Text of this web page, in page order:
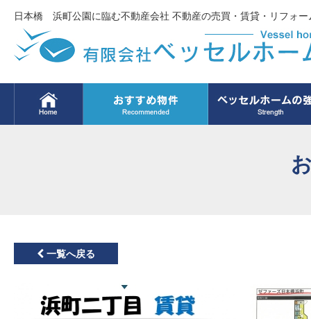
日本橋 浜町公園に臨む不動産会社 不動産の売買・賃貸・リフォー
一覧へ戻る